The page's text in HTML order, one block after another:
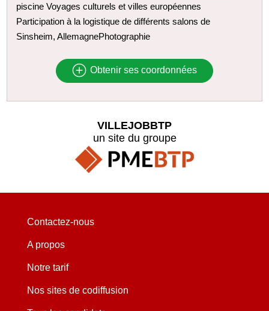
piscine Voyages culturels et villes européennes
Participation à la logistique de différents salons de
Sinsheim, AllemagnePhotographie
Obtenir ses coordonnées
VILLEJOBBTP
un site du groupe
Contactez-nous
A propos
Notre tarif
Nos sites de codiffusion